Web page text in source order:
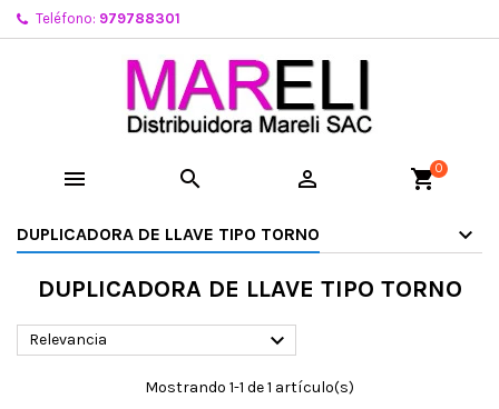
Teléfono: 979788301
   shopping_cart0
DUPLICADORA DE LLAVE TIPO TORNO
DUPLICADORA DE LLAVE TIPO TORNO
Relevancia 
Mostrando 1-1 de 1 artículo(s)